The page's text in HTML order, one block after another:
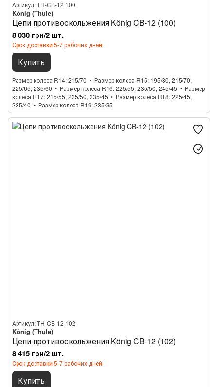
Артикул: TH-CB-12 100
König (Thule)
Цепи противоскольжения König CB-12 (100)
8 030 грн/2 шт.
Срок доставки 5-7 рабочих дней
Купить
Размер колеса R14 215/70 Размер колеса R15 195/80, 215/70,
225/65, 235/60
Размер колеса R16 225/55, 235/50, 245/45
Размер
колеса R17 215/55, 225/50, 235/45 Размер колеса R18 225/45,
235/40
Размер колеса R19 235/35
Артикул: TH-CB-12 102
König (Thule)
Цепи противоскольжения König CB-12 (102)
8 415 грн/2 шт.
Срок доставки 5-7 рабочих дней
Купить